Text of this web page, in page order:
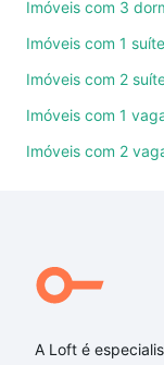
ruas, bairros e
também pode
quartos, suítes,
comodidades,
Qual o preço
- Perdizes, São
Aqui na Loft
Imóveis com 3
Imóveis com 1 suíte
Imóveis com 2
Imóveis com 1
Imóveis com 2
A Loft é